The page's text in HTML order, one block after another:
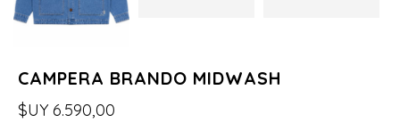
CAMPERA BRANDO MIDWASH
$UY 6.590,00